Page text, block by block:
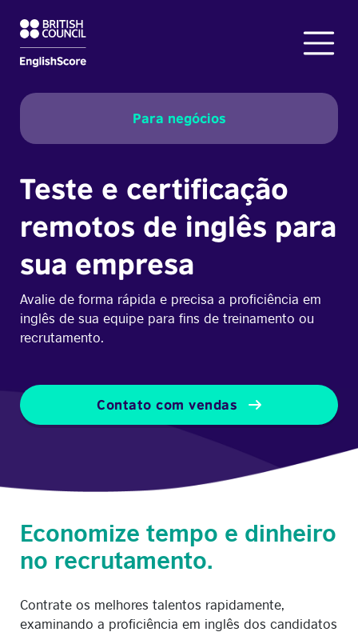
Para negócios
Teste e certificação
remotos de inglês para
sua empresa
Avalie de forma rápida e precisa a proficiência em
inglês de sua equipe para fins de treinamento ou
recrutamento.
Contato com vendas
Economize tempo e dinheiro
no recrutamento.
Contrate os melhores talentos rapidamente,
examinando a proficiência em inglês dos candidatos